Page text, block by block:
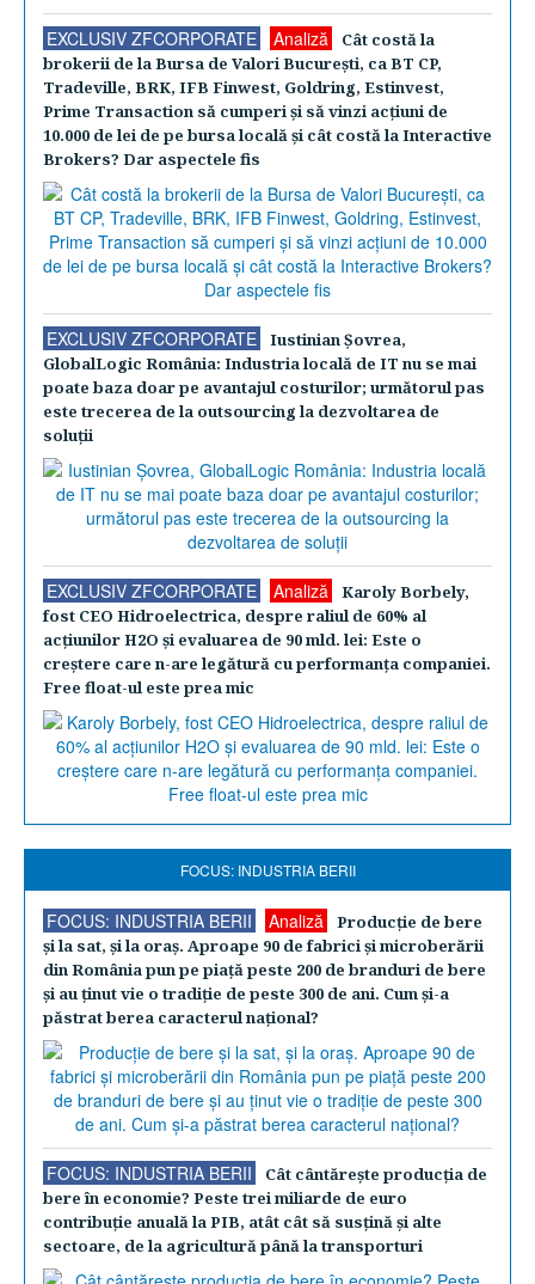
EXCLUSIV ZFCORPORATE Analiză
Cât costă la
brokerii de la Bursa de Valori Bucureşti, ca BT CP,
Tradeville, BRK, IFB Finwest, Goldring, Estinvest,
Prime Transaction să cumperi şi să vinzi acţiuni de
10.000 de lei de pe bursa locală şi cât costă la Interactive
Brokers? Dar aspectele fis
EXCLUSIV ZFCORPORATE
Iustinian Şovrea,
GlobalLogic România: Industria locală de IT nu se mai
poate baza doar pe avantajul costurilor; următorul pas
este trecerea de la outsourcing la dezvoltarea de
soluţii
EXCLUSIV ZFCORPORATE Analiză
Karoly Borbely,
fost CEO Hidroelectrica, despre raliul de 60% al
acţiunilor H2O şi evaluarea de 90 mld. lei: Este o
creştere care n-are legătură cu performanţa companiei.
Free float-ul este prea mic
FOCUS: INDUSTRIA BERII
FOCUS: INDUSTRIA BERII Analiză
Producţie de bere
şi la sat, şi la oraş. Aproape 90 de fabrici şi microberării
din România pun pe piaţă peste 200 de branduri de bere
şi au ţinut vie o tradiţie de peste 300 de ani. Cum şi-a
păstrat berea caracterul naţional?
FOCUS: INDUSTRIA BERII
Cât cântăreşte producţia de
bere în economie? Peste trei miliarde de euro
contribuţie anuală la PIB, atât cât să susţină şi alte
sectoare, de la agricultură până la transporturi